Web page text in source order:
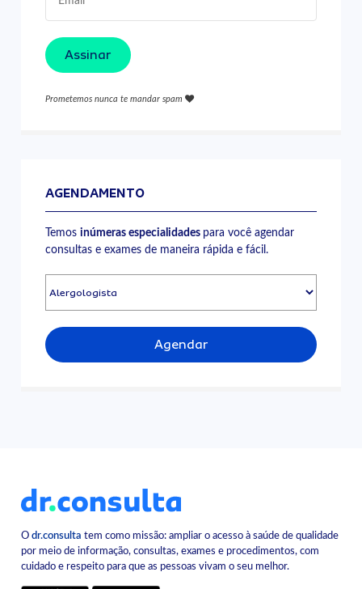
Assinar
Prometemos nunca te mandar spam
AGENDAMENTO
Temosinúmeras especialidades para você agendar
consultas e exames de maneira rápida e fácil.
Agendar
Odr.consulta tem como missão: ampliar o acesso à saúde de qualidade
por meio de informação, consultas, exames e procedimentos, com
cuidado e respeito para que as pessoas vivam o seu melhor.